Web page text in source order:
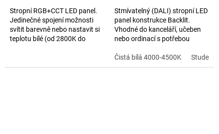
Stropní RGB+CCT LED panel.
Jedinečné spojení možnosti
svítit barevně nebo nastavit si
teplotu bílé (od 2800K do
provedení.
Stmívatelný (DALI) stropní LED
panel konstrukce Backlit.
Vhodné do kanceláří, učeben
nebo ordinací s potřebou
cena/výkon. Záruka 5 let.
Čistá bílá 4000-4500K Studená